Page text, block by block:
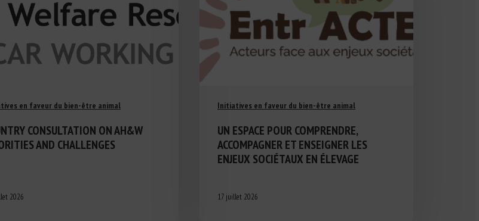
en faveur du bien-être animal
CONSULTATION ON AH&W
AND CHALLENGES
2026
Initiatives en faveur du bien-être animal
UN ESPACE POUR COMPRENDRE,
ACCOMPAGNER ET ENSEIGNER LES
ENJEUX SOCIÉTAUX EN ÉLEVAGE
17 juillet 2026